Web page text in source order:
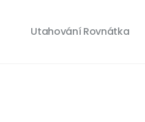
Utahování Rovnátka